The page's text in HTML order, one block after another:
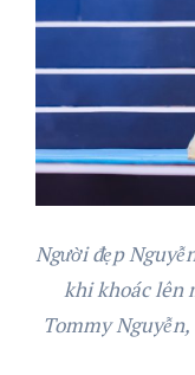
Người đẹp
khi khoác lên
Tommy